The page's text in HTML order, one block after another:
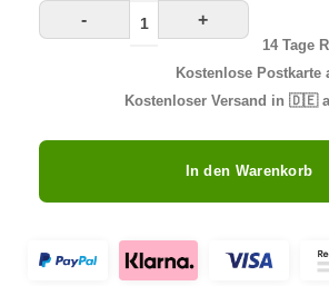
- +
14 Tage
Kostenlose Postkarte
Kostenloser Versand in 🇩🇪
In den Warenkorb